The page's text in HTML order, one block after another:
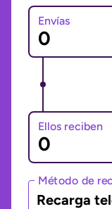
Envías
Ellos reciben
Método de
Recarga